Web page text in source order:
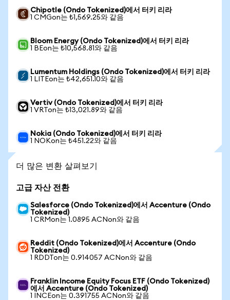
Chipotle (Ondo Tokenized)에서 터키 리라
1 CMGon는 ₺1,569.25와 같음
Bloom Energy (Ondo Tokenized)에서 터키 리라
1 BEon는 ₺10,568.81와 같음
Lumentum Holdings (Ondo Tokenized)에서 터키 리라
1 LITEon는 ₺42,651.10와 같음
Vertiv (Ondo Tokenized)에서 터키 리라
1 VRTon는 ₺13,021.89와 같음
Nokia (Ondo Tokenized)에서 터키 리라
1 NOKon는 ₺451.22와 같음
더 많은 변환 살펴보기
고급 자산 전환
Salesforce (Ondo Tokenized)에서 Accenture (Ondo
Tokenized)
1 CRMon는 1.0895 ACNon와 같음
Reddit (Ondo Tokenized)에서 Accenture (Ondo
Tokenized)
1 RDDTon는 0.914057 ACNon와 같음
Franklin Income Equity Focus ETF (Ondo Tokenized)
에서 Accenture (Ondo Tokenized)
1 INCEon는 0.391755 ACNon와 같음